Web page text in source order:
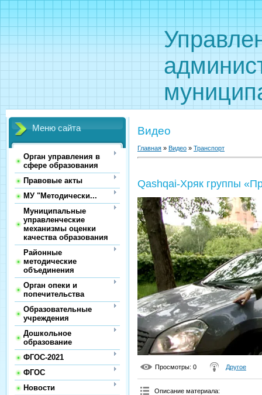
Меню сайта
Орган управления в
сфере образования
Правовые акты
МУ "Методически...
Муниципальные
управленческие
механизмы оценки
качества образования
Районные
методические
объединения
Орган опеки и
попечительства
Образовательные
учреждения
Дошкольное
образование
ФГОС-2021
ФГОС
Новости
Видео
Главная » Видео » Транспорт
Qashqai-Хряк группы
Просмотры: 0 Другое
Описание материала: